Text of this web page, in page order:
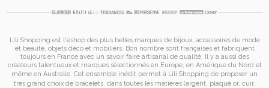
Lili Shopping est l'eshop des plus belles marques de bijoux, accessoires de mode
et beauté, objets déco et mobiliers. Bon nombre sont françaises et fabriquent
toujours en France avec un savoir faire artisanal de qualité. Il y a aussi des
créateurs talentueux et marques sélectionnés en Europe, en Amérique du Nord et
même en Australie. Cet ensemble inédit permet à Lili Shopping de proposer un
très grand choix de bracelets , dans toutes les matières (argent, plaqué or, cuir,